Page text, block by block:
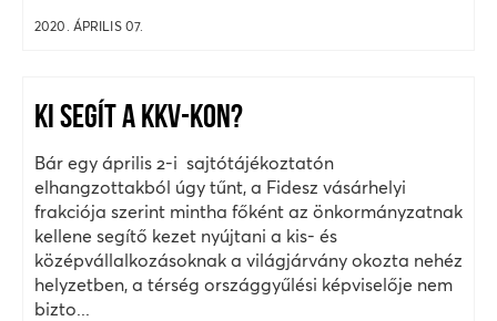
2020. ÁPRILIS 07.
KI SEGÍT A KKV-KON?
Bár egy április 2-i sajtótájékoztatón
elhangzottakból úgy tűnt, a Fidesz vásárhelyi
frakciója szerint mintha főként az önkormányzatnak
kellene segítő kezet nyújtani a kis- és
középvállalkozásoknak a világjárvány okozta nehéz
helyzetben, a térség országgyűlési képviselője nem
bizto...